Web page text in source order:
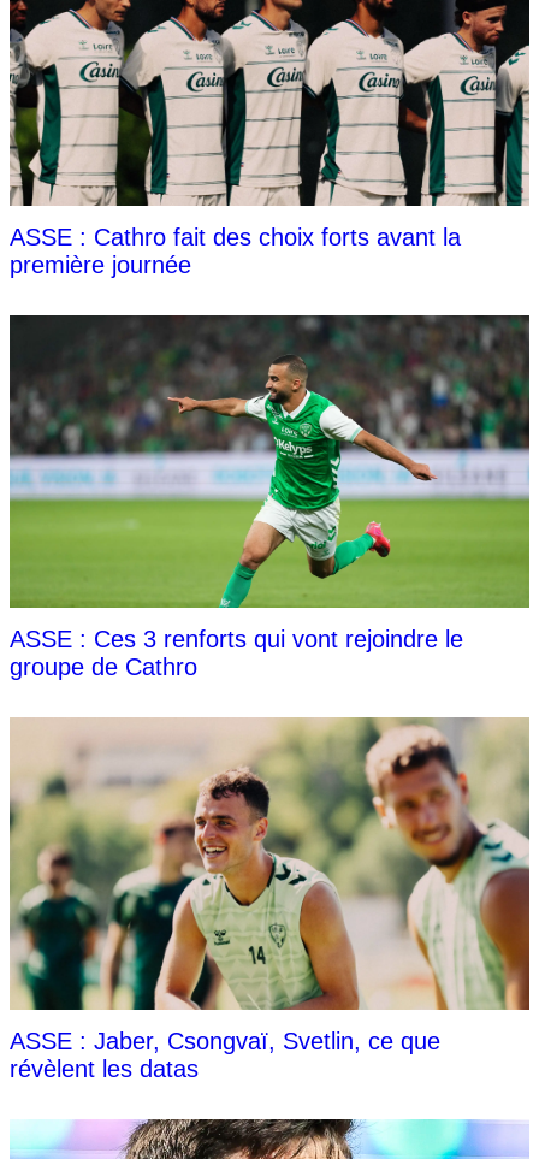
ASSE : Cathro fait des choix forts avant la
première journée
ASSE : Ces 3 renforts qui vont rejoindre le
groupe de Cathro
ASSE : Jaber, Csongvaï, Svetlin, ce que
révèlent les datas